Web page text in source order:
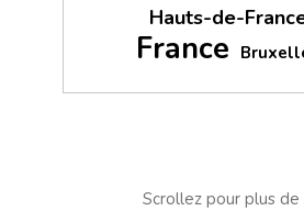
Hauts-de-
France
Scrollez pour plus de